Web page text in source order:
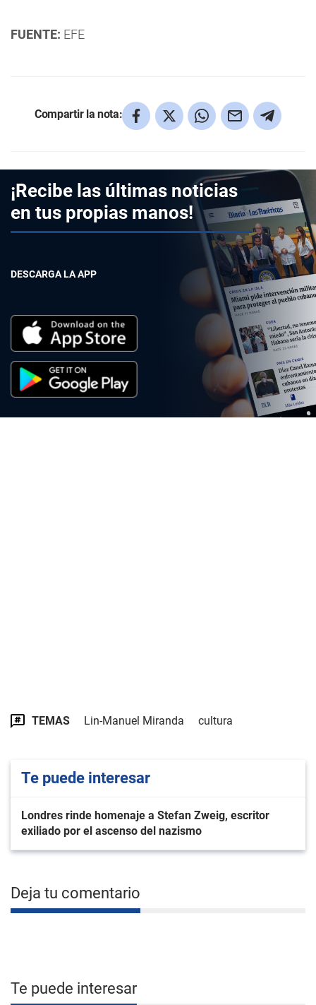
FUENTE: EFE
Compartir la nota:
¡Recibe las últimas noticias
en tus propias manos!
DESCARGA LA APP
TEMAS Lin-Manuel Miranda cultura
Te puede interesar
Londres rinde homenaje a Stefan Zweig, escritor
exiliado por el ascenso del nazismo
Deja tu comentario
Te puede interesar